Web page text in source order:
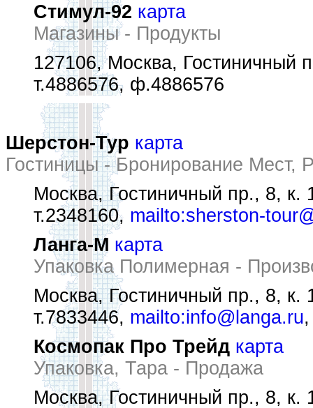
Стимул-92 карта
Магазины - Продукты
127106, Москва, Гостиничный
т.4886576, ф.4886576
Шерстон-Тур карта
Гостиницы - Бронирование Мест,
Москва, Гостиничный пр., 8, к.
т.2348160, mailto:sherston-
Ланга-М карта
Упаковка Полимерная -
Москва, Гостиничный пр., 8, к.
т.7833446, mailto:info@langa.ru
Космопак Про Трейд карта
Упаковка, Тара - Продажа
Москва, Гостиничный пр., 8, к.